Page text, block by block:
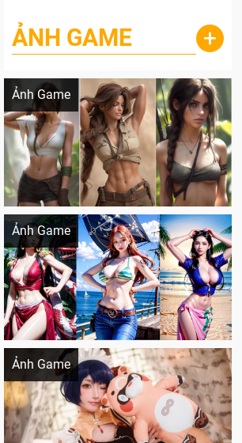
ẢNH GAME +
Ảnh Game
Lala Croft vừa nóng vừa xinh dưới nét vẽ
Ảnh Game
Khi AI Cosplay gái đẹp One Piece
Ảnh Game
Cosplay Xiangling siêu cute